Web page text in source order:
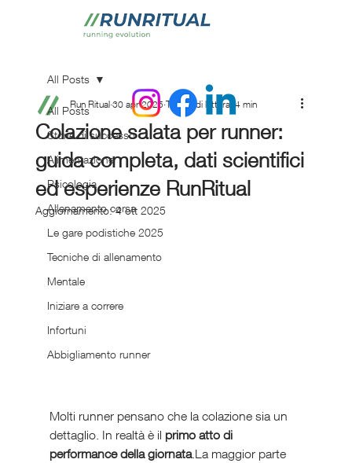
All Posts
Storie di successo
Alimentazione
Psicologia
Allenamento corsa
Le gare podistiche 2025
Tecniche di allenamento
Mentale
Iniziare a correre
Infortuni
Abbigliamento runner
All Posts
Colazione salata per runner:
guida completa, dati scientifici
ed esperienze RunRitual
Run Ritual 30 apr 2025 Tempo di lettura: 4 min
Aggiornamento:4 ott 2025
Molti runner pensano che la colazione sia un
dettaglio. In realtà è il primo atto di
performance della giornata.La maggior parte